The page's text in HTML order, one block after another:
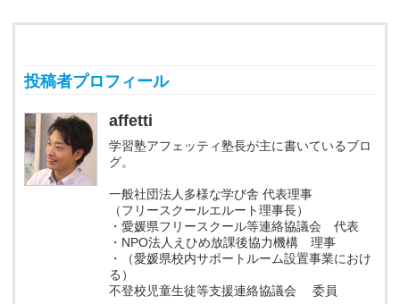
投稿者プロフィール
affetti
学習塾アフェッティ塾長が主に書いているブロ
グ。
一般社団法人多様な学び舎 代表理事
（フリースクールエルート理事長）
・愛媛県フリースクール等連絡協議会 代表
・NPO法人えひめ放課後協力機構 理事
・（愛媛県校内サポートルーム設置事業におけ
る）
不登校児童生徒等支援連絡協議会 委員